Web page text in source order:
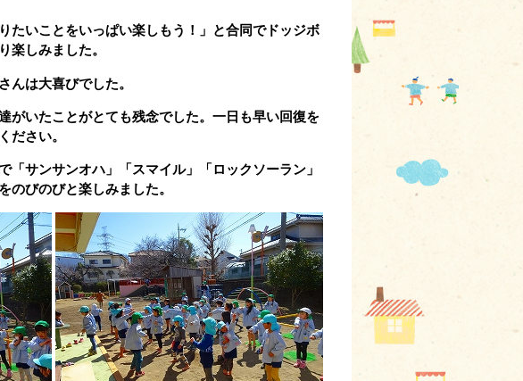
たいことをいっぱい楽しもう！」と合同でドッジボ
楽しみました。
んは大喜びでした。
がいたことがとても残念でした。一日も早い回復を
ださい。
「サンサンオハ」「スマイル」「ロックソーラン」
のびのびと楽しみました。